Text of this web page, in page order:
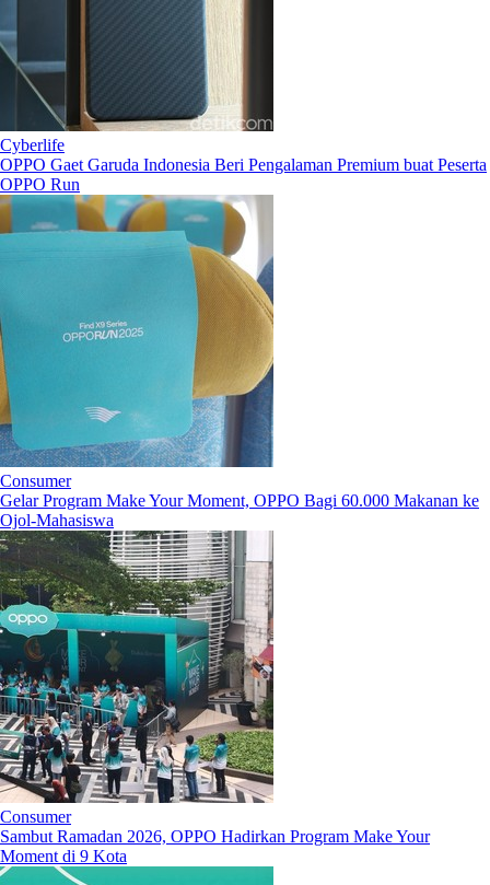
Cyberlife
OPPO Gaet Garuda Indonesia Beri Pengalaman Premium buat Peserta
OPPO Run
Consumer
Gelar Program Make Your Moment, OPPO Bagi 60.000 Makanan ke
Ojol-Mahasiswa
Consumer
Sambut Ramadan 2026, OPPO Hadirkan Program Make Your
Moment di 9 Kota